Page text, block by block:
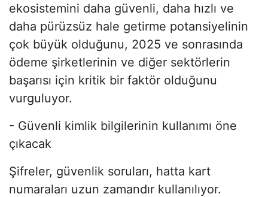
ekosistemini daha güvenli, daha hızlı ve
daha pürüzsüz hale getirme potansiyelinin
çok büyük olduğunu, 2025 ve sonrasında
ödeme şirketlerinin ve diğer sektörlerin
başarısı için kritik bir faktör olduğunu
vurguluyor.
- Güvenli kimlik bilgilerinin kullanımı öne
çıkacak
Şifreler, güvenlik soruları, hatta kart
numaraları uzun zamandır kullanılıyor.